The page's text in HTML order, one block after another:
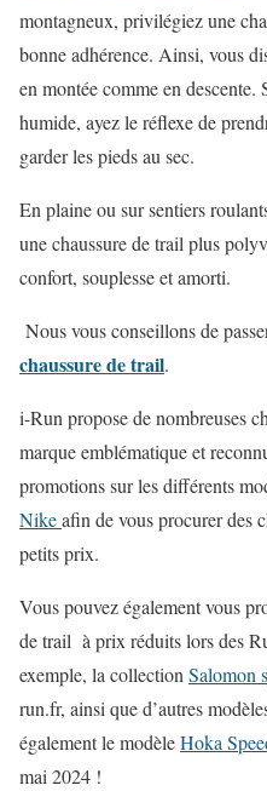
montagneux, privilégiez une
bonne adhérence. Ainsi, vous
en montée comme en
humide, ayez le réflexe de
garder les pieds au sec.
En plaine ou sur sentiers
une chaussure de trail plus
confort, souplesse et amorti.
Nous vous conseillons de
chaussure de trail.
i-Run propose de nombreuses
marque emblématique et
promotions sur les différents
Nikeafin de vous procurer des
petits prix.
Vous pouvez également vous
de trail à prix réduits lors des
exemple, la collection Salomon
run.fr, ainsi que d’autres
également le modèleHoka
mai 2024 !